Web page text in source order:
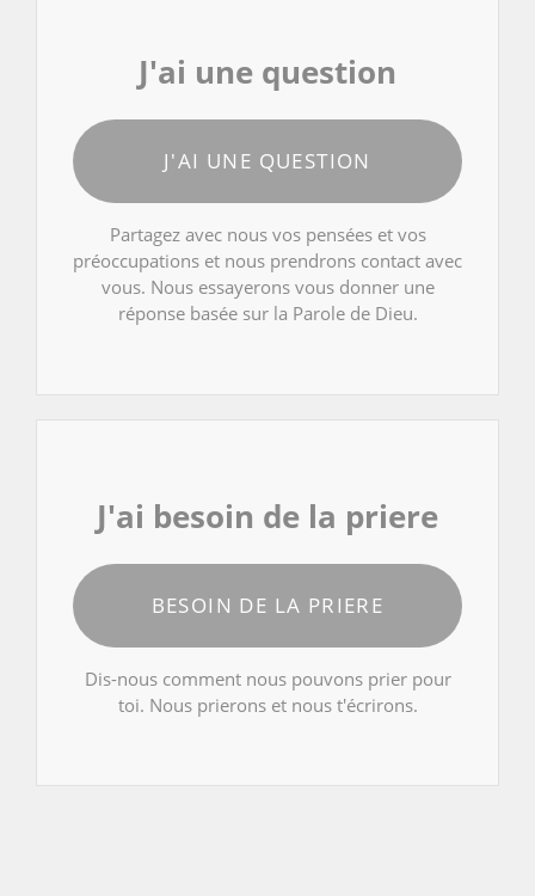
J'ai une question
J'AI UNE QUESTION
Partagez avec nous vos pensées et vos
préoccupations et nous prendrons contact avec
vous. Nous essayerons vous donner une
réponse basée sur la Parole de Dieu.
J'ai besoin de la priere
BESOIN DE LA PRIERE
Dis-nous comment nous pouvons prier pour
toi. Nous prierons et nous t'écrirons.